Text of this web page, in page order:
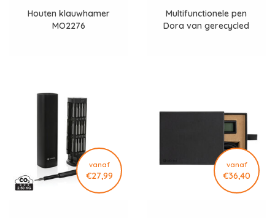
Houten klauwhamer
MO2276
Multifunctionele pen
Dora van gerecycled
vanaf
€27,99
vanaf
€36,40